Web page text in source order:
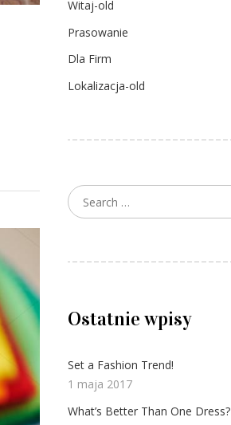
Witaj-old
Prasowanie
Dla Firm
Lokalizacja-old
Search for:
Ostatnie wpisy
Set a Fashion Trend!
1 maja 2017
What’s Better Than One Dress?